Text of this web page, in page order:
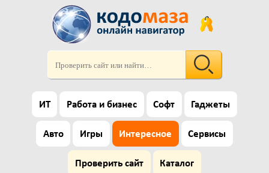
ИТ Работа и бизнес Софт Гаджеты
Авто Игры Интересное Сервисы
Проверить сайт Каталог